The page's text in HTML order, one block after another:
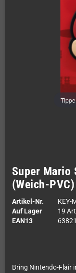
Super Mario
(Weich-PVC)
Artikel-Nr.
KEY-
Auf Lager
19
EAN13
Bring Nintendo-Flair